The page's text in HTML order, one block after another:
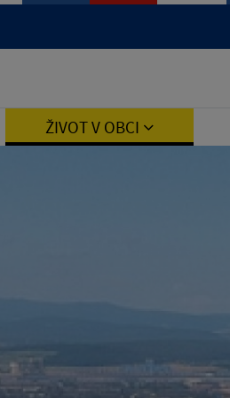
ŽIVOT V OBCI